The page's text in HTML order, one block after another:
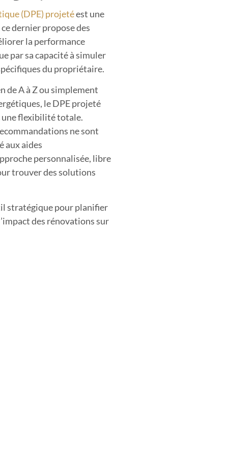
(DPE) projetéest une
dernier propose des
la performance
par sa capacité à simuler
du propriétaire.
de A à Z ou simplement
le DPE projeté
une flexibilité totale.
ne sont
aux aides
personnalisée, libre
trouver des solutions
stratégique pour planifier
des rénovations sur